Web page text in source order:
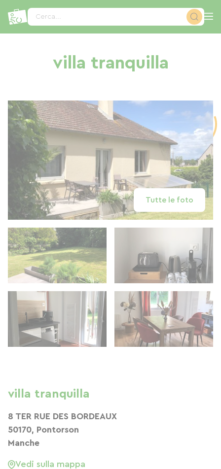
Cerca...
villa tranquilla
Tutte le foto
villa tranquilla
8 TER RUE DES BORDEAUX
50170, Pontorson
Manche
Vedi sulla mappa
Pannello di gestione dei cookies